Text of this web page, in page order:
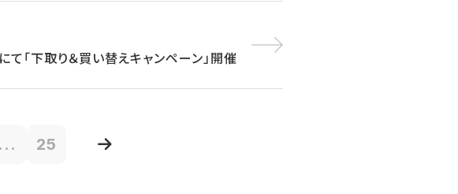
「下取り＆買い替えキャンペーン」開催
... 25